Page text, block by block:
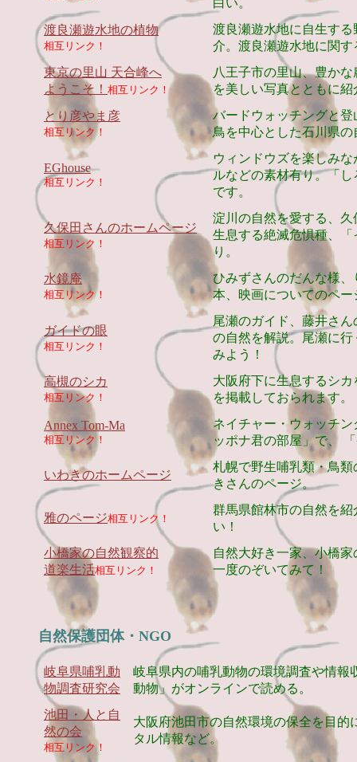
白い。
渡良瀬遊水地の植物
相互リンク！
渡良瀬遊水地に自生す
介。渡良瀬遊水地に関
東京の里山 天合峰へ
ようこそ！ 相互リンク！
八王子市の里山、豊か
を美しい写真とともに紹
とり彦やま彦
相互リンク！
バードウォッチングと
鳥を中心とした石川県
EGhouse
相互リンク！
ウィンドウズを楽しみ
ルなどの素材有り。「
です。
久保田さんのホームページ
相互リンク！
淀川の自然を愛する、
生息する絶滅危惧種、
り。
水鏡庵
相互リンク！
ひみずさんのだんな様
本、映画についてのペー
ガイドの眼
相互リンク！
尾瀬のガイド、藤井さ
の自然を解説。尾瀬に
みよう！
高槻のシカ
相互リンク！
大阪府下に生息するシ
を掲載しておられます。
Annex Tom-Ma
相互リンク！
ネイチャー・ウォッチ
ッポナ君の部屋」で、
いわきのホームページ
札幌で野生哺乳類・鳥
きさんのページ。
雅のページ相互リンク！
群馬県館林市の自然を
い！
小橋家の自然観察的
道楽生活相互リンク！
自然大好き一家、小橋
一度のぞいてみて！
自然保護団体・NGO
岐阜県哺乳動
物調査研究会
岐阜県内の哺乳動物の環境調査や情報
動物」がオンラインで読める。
池田・人と自
然の会
相互リンク！
大阪府池田市の自然環境の保全を目
タル情報など。